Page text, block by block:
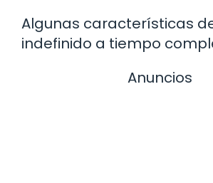
Algunas características
indefinido a tiempo
Anuncios